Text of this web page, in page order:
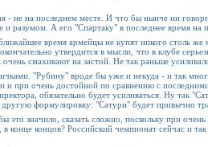
- не на последнем месте. И что бы нынче ни
А его "Спартаку" в последнее время на
время армейцы не купят никого столь же
утвердится в мысли, что в клубе
смахивают на застой. Не так раньше
"Рубину" вроде бы уже и некуда - и так
и при очень достойной по сравнению с
обязательно будет усиливаться. Ну так
формулировку: "Сатурн" будет привычно
значило, сказать сложно, поскольку при
концов? Российский чемпионат сейчас и